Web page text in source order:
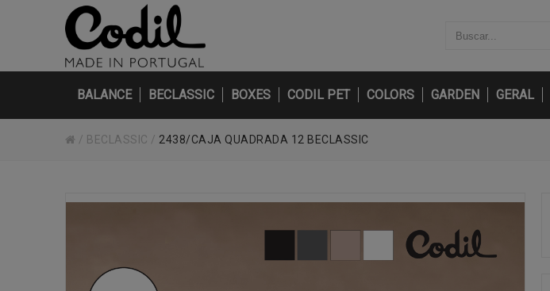
BALANCE BECLASSIC BOXES CODIL PET COLORS GARDEN GERAL
/ BECLASSIC / 2438/CAJA QUADRADA 12 BECLASSIC